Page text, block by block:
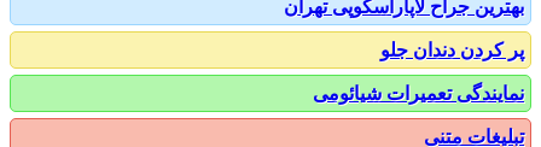
جراح لاپاراسکوپی تهران
دندان جلو
تعمیرات شیائومی
متنی